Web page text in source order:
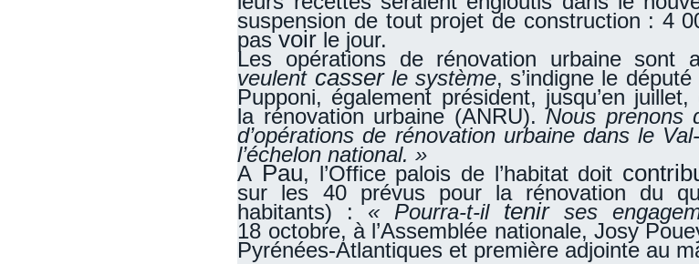
suspension de tout projet de construction : 4
pas voir le jour.
Les opérations de rénovation urbaine sont
veulent casser le système, s’indigne le
Pupponi, également président, jusqu’en
la rénovation urbaine (ANRU). Nous prenons
d’opérations de rénovation urbaine dans le
l’échelon national. »
A Pau, l’Office palois de l’habitat doit
sur les 40 prévus pour la rénovation du
habitants) : « Pourra-t-il tenir ses
18 octobre, à l’Assemblée nationale, Josy
Pyrénées-Atlantiques et première adjointe au